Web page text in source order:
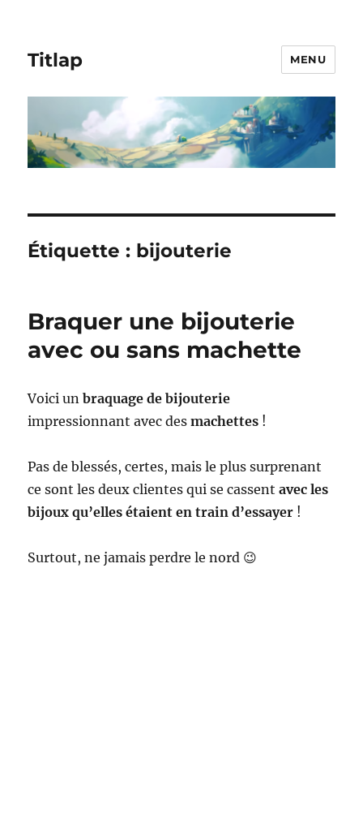
Titlap MENU
Étiquette : bijouterie
Braquer une bijouterie
avec ou sans machette
Voici unbraquage de bijouterie
impressionnant avec desmachettes !
Pas de blessés, certes, mais le plus surprenant
ce sont les deux clientes qui se cassentavec les
bijoux qu’elles étaient en train d’essayer !
Surtout, ne jamais perdre le nord 😉